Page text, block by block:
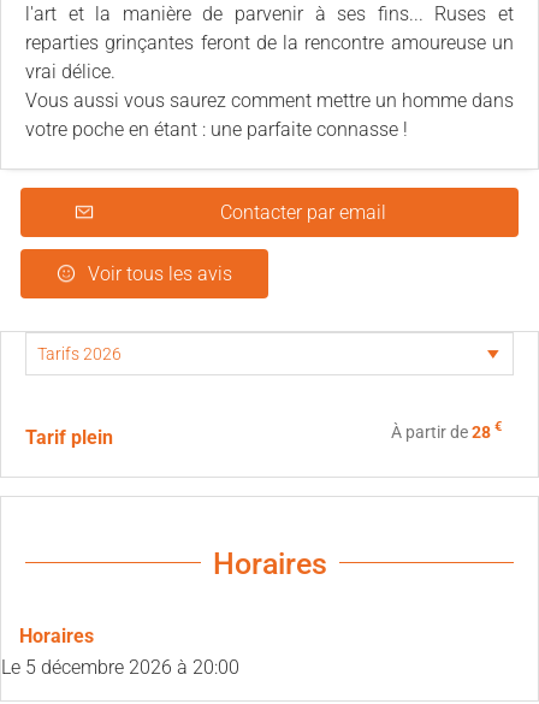
l'art et la manière de parvenir à ses fins... Ruses et
reparties grinçantes feront de la rencontre amoureuse un
vrai délice.
Vous aussi vous saurez comment mettre un homme dans
votre poche en étant : une parfaite connasse !
Contacter par email
Voir tous les avis
Tarif plein À partir de28 €
Horaires
Horaires
Le 5 décembre 2026 à 20:00